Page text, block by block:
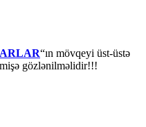
“ın mövqeyi üst-üstə
gözlənilməlidir!!!